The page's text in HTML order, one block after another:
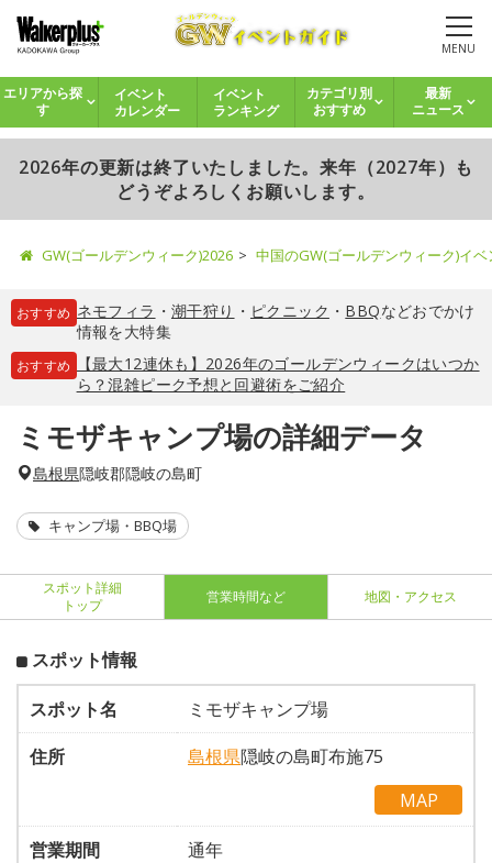
MENU
エリアから探
す
イベント
カレンダー
イベント
ランキング
カテゴリ別
おすすめ
最新
ニュース
2026年の更新は終了いたしました。来年（2027年）も
どうぞよろしくお願いします。
GW(ゴールデンウィーク)2026 中国のGW(ゴールデンウィーク)イ
おすすめ ネモフィラ ・ 潮干狩り ・ ピクニック ・ BBQなどおでかけ
情報を大特集
おすすめ
【最大12連休も】2026年のゴールデンウィークはいつか
ら？混雑ピーク予想と回避術をご紹介
ミモザキャンプ場の詳細データ
島根県隠岐郡隠岐の島町
キャンプ場・BBQ場
スポット詳細
トップ
営業時間など 地図・アクセス
スポット情報
スポット名
ミモザキャンプ場
住所
島根県隠岐の島町布施75
MAP
営業期間
通年